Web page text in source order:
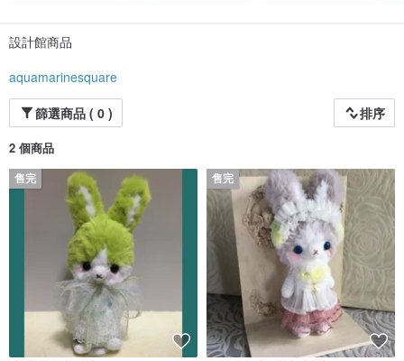
設計館商品
aquamarinesquare
篩選商品 ( 0 )
排序
2 個商品
售完 售完